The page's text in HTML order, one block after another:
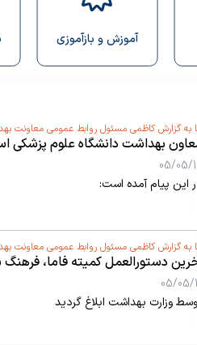
آموزش و بازآموزی نشریه های
به گزارش کاظمی مسئول روابط عمومی معاونت
بهداشت دانشگاه علوم پزشکی
پیامی صادر نمود:05/05/
این پیام آمده است:
به گزارش کاظمی مسئول روابط عمومی معاونت
دستورالعمل کمیته فاما،
05/05/
وزارت بهداشت ابلاغ گردید